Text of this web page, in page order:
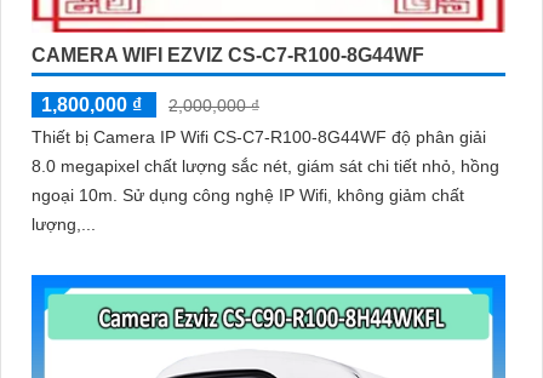
CAMERA WIFI EZVIZ CS-C7-R100-8G44WF
1,800,000 ₫
2,000,000 ₫
Thiết bị Camera IP Wifi CS-C7-R100-8G44WF độ phân giải
8.0 megapixel chất lượng sắc nét, giám sát chi tiết nhỏ, hồng
ngoại 10m. Sử dụng công nghệ IP Wifi, không giảm chất
lượng,...